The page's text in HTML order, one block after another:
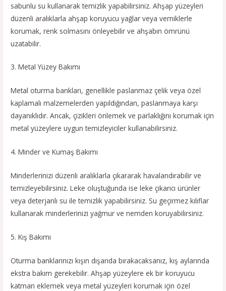
sabunlu su kullanarak temizlik yapabilirsiniz. Ahşap yüzeyleri
düzenli aralıklarla ahşap koruyucu yağlar veya verniklerle
korumak, renk solmasını önleyebilir ve ahşabın ömrünü
uzatabilir.
3. Metal Yüzey Bakımı
Metal oturma bankları, genellikle paslanmaz çelik veya özel
kaplamalı malzemelerden yapıldığından, paslanmaya karşı
dayanıklıdır. Ancak, çizikleri önlemek ve parlaklığını korumak için
metal yüzeylere uygun temizleyiciler kullanabilirsiniz.
4. Minder ve Kumaş Bakımı
Minderlerinizi düzenli aralıklarla çıkararak havalandırabilir ve
temizleyebilirsiniz. Leke oluştuğunda ise leke çıkarıcı ürünler
veya deterjanlı su ile temizlik yapabilirsiniz. Su geçirmez kılıflar
kullanarak minderlerinizi yağmur ve nemden koruyabilirsiniz.
5. Kış Bakımı
Oturma banklarınızı kışın dışarıda bırakacaksanız, kış aylarında
ekstra bakım gerekebilir. Ahşap yüzeylere ek bir koruyucu
katman eklemek veya metal yüzeyleri korumak için özel